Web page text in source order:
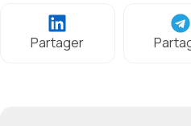
Partager